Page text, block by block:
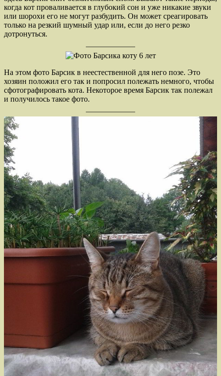
когда кот проваливается в глубокий сон и уже никакие звуки
или шорохи его не могут разбудить. Он может среагировать
только на резкий шумный удар или, если до него резко
дотронуться.
На этом фото Барсик в неестественной для него позе. Это
хозяин положил его так и попросил полежать немного, чтобы
сфотографировать кота. Некоторое время Барсик так полежал
и получилось такое фото.